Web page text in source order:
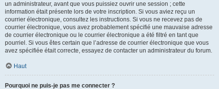
un administrateur, avant que vous puissiez ouvrir une session ; cette
information était présente lors de votre inscription. Si vous aviez reçu un
courrier électronique, consultez les instructions. Si vous ne recevez pas de
courrier électronique, vous avez probablement spécifié une mauvaise adresse
de courrier électronique ou le courrier électronique a été filtré en tant que
pourriel. Si vous êtes certain que l’adresse de courrier électronique que vous
avez spécifiée était correcte, essayez de contacter un administrateur du forum.
Haut
Pourquoi ne puis-je pas me connecter ?